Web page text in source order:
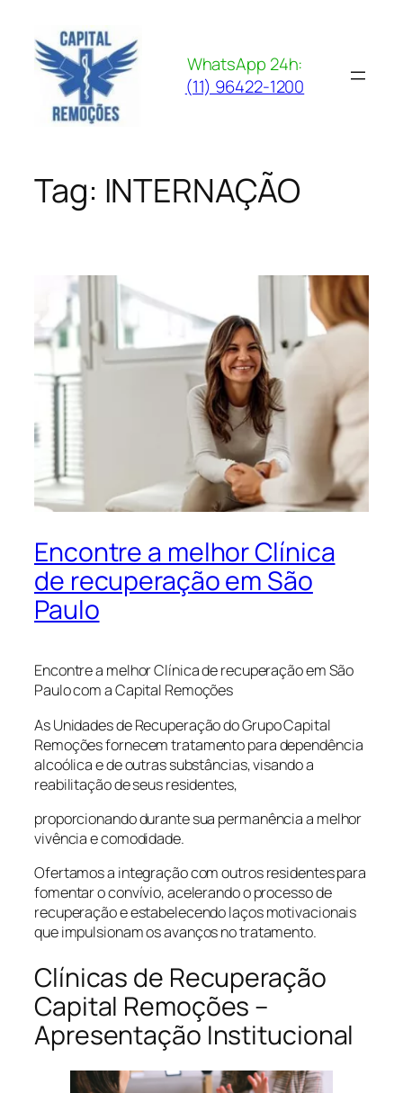
para
conteúdo
WhatsApp 24h:
(11) 96422-1200
Tag: INTERNAÇÃO
Encontre a melhor Clínica
de recuperação em São
Paulo
Encontre a melhor Clínica de recuperação em São
Paulo com a Capital Remoções
As Unidades de Recuperação do Grupo Capital
Remoções fornecem tratamento para dependência
alcoólica e de outras substâncias, visando a
reabilitação de seus residentes,
proporcionando durante sua permanência a melhor
vivência e comodidade.
Ofertamos a integração com outros residentes para
fomentar o convívio, acelerando o processo de
recuperação e estabelecendo laços motivacionais
que impulsionam os avanços no tratamento.
Clínicas de Recuperação
Capital Remoções –
Apresentação Institucional